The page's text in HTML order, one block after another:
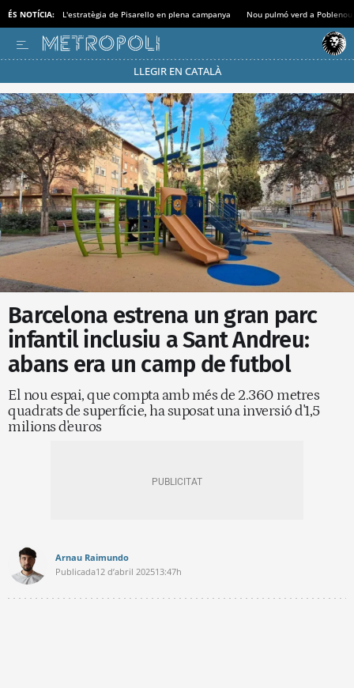
ÉS NOTÍCIA: L'estratègia de Pisarello en plena campanya Nou pulmó verd a Poblenou
LLEGIR EN CATALÀ
Passa’t al mode estalvi
Barcelona estrena un gran parc
infantil inclusiu a Sant Andreu:
abans era un camp de futbol
El nou espai, que compta amb més de 2.360 metres
quadrats de superfície, ha suposat una inversió d'1,5
milions d'euros
Arnau Raimundo
Publicada12 d’abril 202513:47h